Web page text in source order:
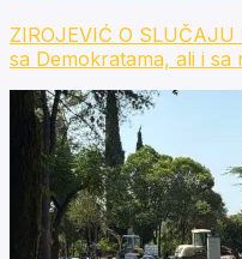
ZIROJEVIĆ O
sa Demokratama, ali i